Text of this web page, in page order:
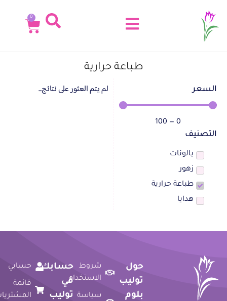
0
طباعة حرارية
السعر
—
100
التصنيف
بالونات
زهور
طباعة حرارية
هدايا
لم يتم العثور على نتائج...
حول
توليب
بلوم
شروط
الاستخدام
سياسة
حسابك
في
توليب
حسابي
قائمة
المشتريات